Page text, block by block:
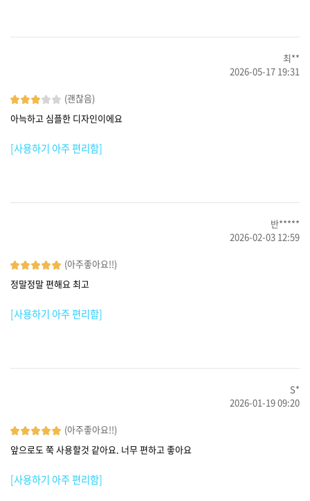
최**
2026-05-17 19:31
(괜찮음)
아늑하고 심플한 디자인이에요
[사용하기 아주 편리함]
반*****
2026-02-03 12:59
(아주좋아요!!)
정말정말 편해요 최고
[사용하기 아주 편리함]
S*
2026-01-19 09:20
(아주좋아요!!)
앞으로도 쭉 사용할것 같아요. 너무 편하고 좋아요
[사용하기 아주 편리함]